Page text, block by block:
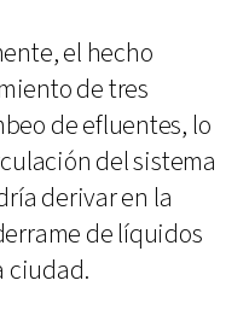
el hecho
de tres
de efluentes, lo
del sistema
derivar en la
de líquidos
ciudad.